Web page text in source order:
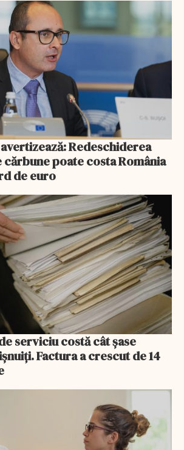
Redeschiderea
poate costa România
de euro
serviciu costă cât șase
Factura a crescut de 14